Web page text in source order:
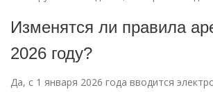
Изменятся ли правила
2026 году?
Да, с 1 января 2026 года вводится